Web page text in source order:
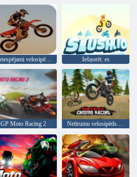
Neiespējami velosipēdu triecieni Iešņorēt. es
GP Moto Racing 2 Netīrumu velosipēds enduro sacīkstes